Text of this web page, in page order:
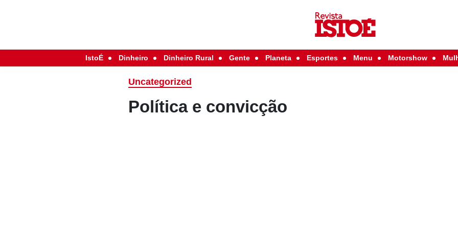
IstoÉ Dinheiro Dinheiro Rural Gente Planeta Esportes Menu Motorshow
Uncategorized
Política e convicção